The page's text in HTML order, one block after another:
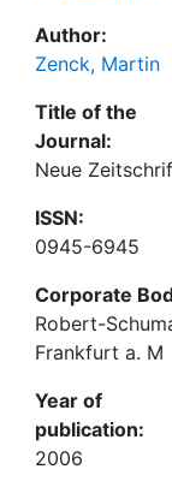
Author:
Zenck, Martin
Title of the
Journal:
Neue
ISSN:
0945-6945
Corporate
Robert-
Frankfurt a. M
Year of
publication:
2006